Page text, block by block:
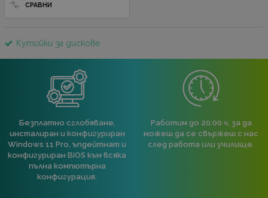
СРАВНИ
Кутийки за дискове
Безплатно сглобяване,
инсталиран и конфигуриран
Windows 11 Pro, ъпдейтнат и
конфигуриран BIOS към всяка
пълна компютърна
конфигурация.
Работим до 20:00 ч, за да
можеш да се свържеш с нас
след работа или училище.